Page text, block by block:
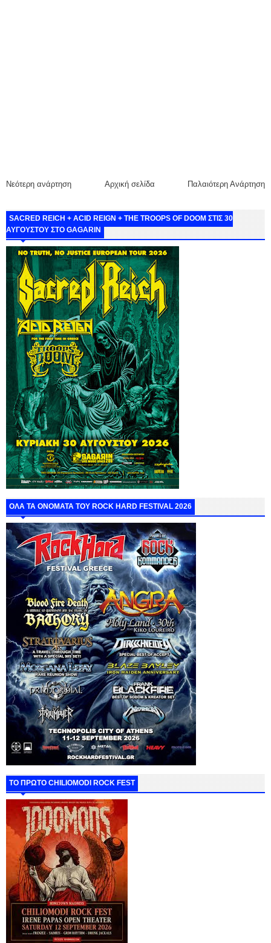
Νεότερη ανάρτηση Παλαιότερη Ανάρτηση
Αρχική σελίδα
SACRED REICH + ACID REIGN + THE TROOPS OF DOOM ΣΤΙΣ 30
ΑΥΓΟΥΣΤΟΥ ΣΤΟ GAGARIN
ΟΛΑ ΤΑ ΟΝΟΜΑΤΑ ΤΟΥ ROCK HARD FESTIVAL 2026
ΤΟ ΠΡΩΤΟ CHILIOMODI ROCK FEST